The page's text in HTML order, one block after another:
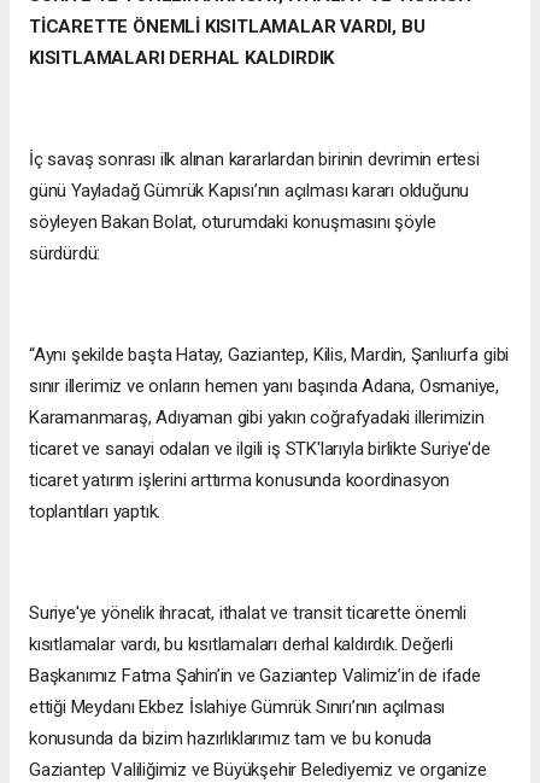
TİCARETTE ÖNEMLİ KISITLAMALAR VARDI, BU
KISITLAMALARI DERHAL KALDIRDIK
İç savaş sonrası ilk alınan kararlardan birinin devrimin ertesi
günü Yayladağ Gümrük Kapısı’nın açılması kararı olduğunu
söyleyen Bakan Bolat, oturumdaki konuşmasını şöyle
sürdürdü:
“Aynı şekilde başta Hatay, Gaziantep, Kilis, Mardin, Şanlıurfa gibi
sınır illerimiz ve onların hemen yanı başında Adana, Osmaniye,
Karamanmaraş, Adıyaman gibi yakın coğrafyadaki illerimizin
ticaret ve sanayi odaları ve ilgili iş STK'larıyla birlikte Suriye'de
ticaret yatırım işlerini arttırma konusunda koordinasyon
toplantıları yaptık.
Suriye'ye yönelik ihracat, ithalat ve transit ticarette önemli
kısıtlamalar vardı, bu kısıtlamaları derhal kaldırdık. Değerli
Başkanımız Fatma Şahin’in ve Gaziantep Valimiz’in de ifade
ettiği Meydanı Ekbez İslahiye Gümrük Sınırı’nın açılması
konusunda da bizim hazırlıklarımız tam ve bu konuda
Gaziantep Valiliğimiz ve Büyükşehir Belediyemiz ve organize